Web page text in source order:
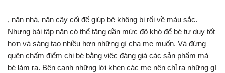
, nặn nhà, nặn cây cối để giúp bé không bị rối về màu sắc.
Nhưng bài tập nặn có thể tăng dần mức độ khó để bé tư duy tốt
hơn và sáng tạo nhiều hơn những gì cha mẹ muốn. Và đừng
quên chấm điểm chi bé bằng việc đáng giá các sản phẩm mà
bé làm ra. Bên cạnh những lời khen các mẹ nên chỉ ra những gì